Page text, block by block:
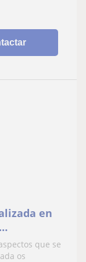
en
psicolog
que se
os